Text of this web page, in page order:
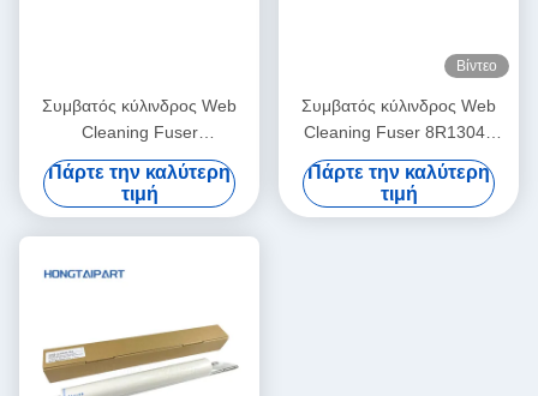
Συμβατός κύλινδρος Web
Cleaning Fuser
6LA23055000 6LA27923000
for Toshiba DP 5510 6510
8110 E-Studio 550 650 810
520 523
Πάρτε την καλύτερη
τιμή
Βίντεο
Συμβατός κύλινδρος Web
Cleaning Fuser 8R13042
8R13085 8R13000 For
Xerox DC900 DC1100
DC4110 DC4112 DC4127
Πάρτε την καλύτερη
τιμή